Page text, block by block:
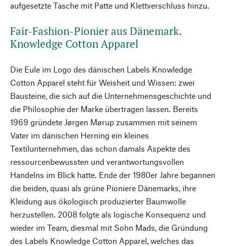
aufgesetzte Tasche mit Patte und Klettverschluss hinzu.
Fair-Fashion-Pionier aus Dänemark.
Knowledge Cotton Apparel
Die Eule im Logo des dänischen Labels Knowledge
Cotton Apparel steht für Weisheit und Wissen: zwei
Bausteine, die sich auf die Unternehmensgeschichte und
die Philosophie der Marke übertragen lassen. Bereits
1969 gründete Jørgen Mørup zusammen mit seinem
Vater im dänischen Herning ein kleines
Textilunternehmen, das schon damals Aspekte des
ressourcenbewussten und verantwortungsvollen
Handelns im Blick hatte. Ende der 1980er Jahre begannen
die beiden, quasi als grüne Pioniere Dänemarks, ihre
Kleidung aus ökologisch produzierter Baumwolle
herzustellen. 2008 folgte als logische Konsequenz und
wieder im Team, diesmal mit Sohn Mads, die Gründung
des Labels Knowledge Cotton Apparel, welches das